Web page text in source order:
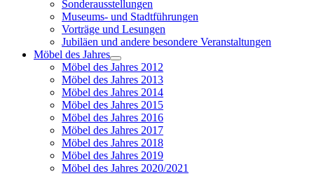
Sonderausstellungen
Museums- und Stadtführungen
Vorträge und Lesungen
Jubiläen und andere besondere Veranstaltungen
Möbel des Jahres
Möbel des Jahres 2012
Möbel des Jahres 2013
Möbel des Jahres 2014
Möbel des Jahres 2015
Möbel des Jahres 2016
Möbel des Jahres 2017
Möbel des Jahres 2018
Möbel des Jahres 2019
Möbel des Jahres 2020/2021